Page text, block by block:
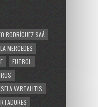
RODRÍGUEZ SAÁ
MERCEDES
FUTBOL
VARTALITIS